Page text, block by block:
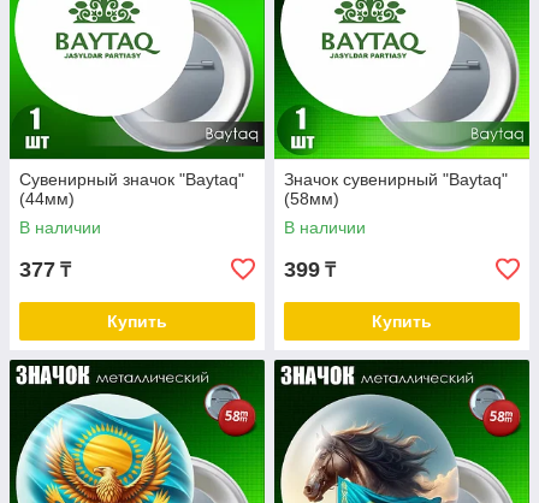
Сувенирный значок "Baytaq"
(44мм)
В наличии
377 ₸
Купить
Значок сувенирный "Baytaq"
(58мм)
В наличии
399 ₸
Купить